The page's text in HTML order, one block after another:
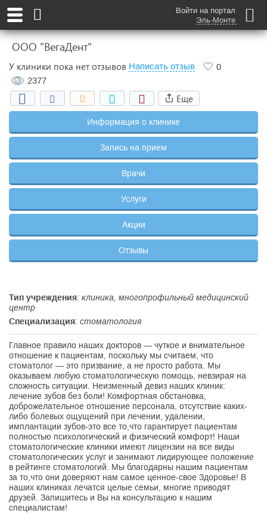
Войти на портал
Эль-Монте
ООО "ВегаДент"
У клиники пока нет отзывов Написать отзыв
0
2377
Еще
Информация о клинике
Запись на прием
Врачи
Услуги
Акции
Отзывы
Тип учреждения: клиника, многопрофильный медицинский
центр
Специализация: стоматология
Главное правило наших докторов — чуткое и внимательное
отношение к пациентам, поскольку мы считаем, что
стоматолог — это призвание, а не просто работа. Мы
оказываем любую стоматологическую помощь, невзирая на
сложность ситуации. Неизменный девиз наших клиник:
лечение зубов без боли! Комфортная обстановка,
доброжелательное отношение персонала, отсутствие каких-
либо болевых ощущений при лечении, удалении,
имплантации зубов-это все то,что гарантирует пациентам
полностью психологический и физический комфорт! Наши
стоматологические клиники имеют лицензии на все виды
стоматологических услуг и занимают лидирующее положение
в рейтинге стоматологий. Мы благодарны нашим пациентам
за то,что они доверяют нам самое ценное-свое Здоровье! В
наших клиниках лечатся целые семьи, многие приводят
друзей. Запишитесь и Вы на консультацию к нашим
специалистам!